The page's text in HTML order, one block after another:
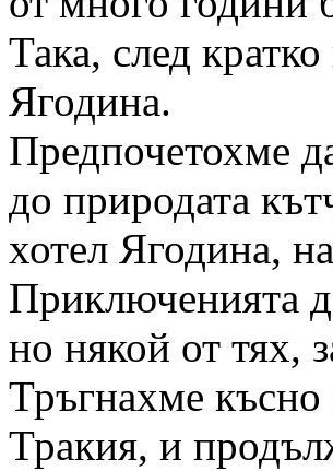
Така, след
Ягодина.
Предпочетохме
до природата
хотел Ягодина,
Приключенията
но някой от тях,
Тръгнахме късно
Тракия, и